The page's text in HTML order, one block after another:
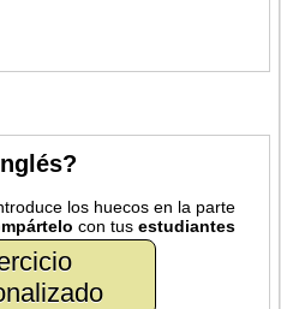
los huecos en la parte
con tusestudiantes